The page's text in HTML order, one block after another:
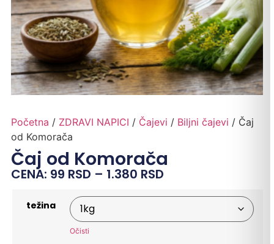
Početna / ZDRAVI NAPICI / Čajevi / Biljni čajevi / Čaj
od Komorača
Čaj od Komorača
CENA: 99 RSD – 1.380 RSD
težina
Očisti